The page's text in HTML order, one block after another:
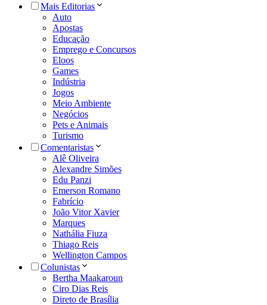
Mais Editorias
Auto
Apostas
Educação
Emprego e Concursos
Eloos
Games
Indústria
Jogos
Meio Ambiente
Negócios
Pets e Animais
Turismo
Comentaristas
Alê Oliveira
Alexandre Simões
Edu Panzi
Emerson Romano
Fabrício
João Vitor Xavier
Marques
Nathália Fiuza
Thiago Reis
Wellington Campos
Colunistas
Bertha Maakaroun
Ciro Dias Reis
Direto de Brasília